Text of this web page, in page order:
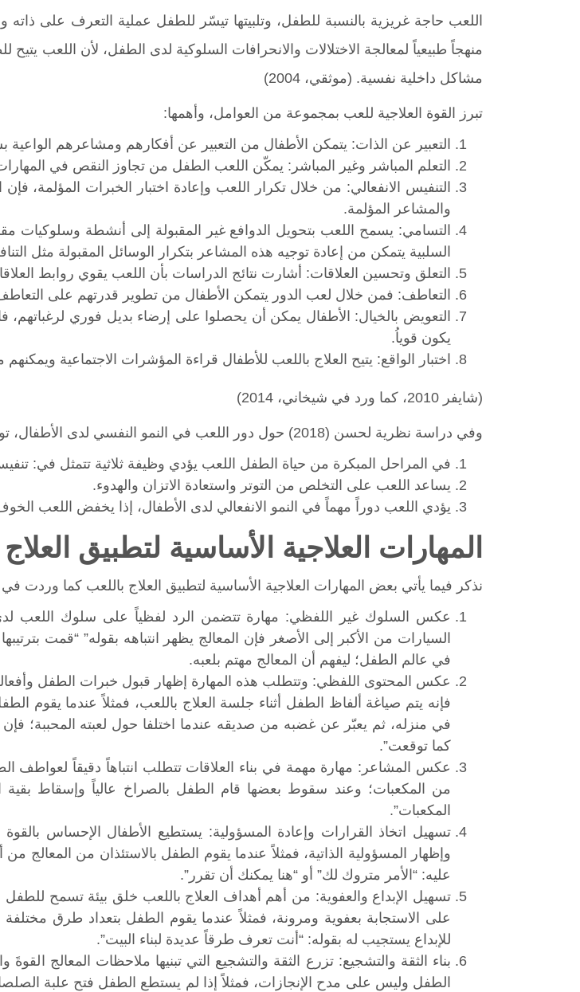
اللعب حاجة غريزية بالنسبة للطفل، وتلبيتها تيسّر للطفل عملية التعرف على ذاته
منهجاً طبيعياً لمعالجة الاختلالات والانحرافات السلوكية لدى الطفل، لأن اللعب
مشاكل داخلية نفسية. (موثقي، 2004)
تبرز القوة العلاجية للعب بمجموعة من العوامل، وأهمها:
التعبير عن الذات: يتمكن الأطفال من التعبير عن أفكارهم ومشاعرهم
التعلم المباشر وغير المباشر: يمكّن اللعب الطفل من تجاوز النقص في
التنفيس الانفعالي: من خلال تكرار اللعب وإعادة اختبار الخبرات
والمشاعر المؤلمة.
التسامي: يسمح اللعب بتحويل الدوافع غير المقبولة إلى أنشطة وسلوكيات
السلبية يتمكن من إعادة توجيه هذه المشاعر بتكرار الوسائل المقبولة مثل
التعلق وتحسين العلاقات: أشارت نتائج الدراسات بأن اللعب يقوي روابط
التعاطف: فمن خلال لعب الدور يتمكن الأطفال من تطوير قدرتهم على
التعويض بالخيال: الأطفال يمكن أن يحصلوا على إرضاء بديل فوري
يكون قوياُ.
اختبار الواقع: يتيح العلاج باللعب للأطفال قراءة المؤشرات الاجتماعية
(شايفر 2010، كما ورد في شيخاني، 2014)
وفي دراسة نظرية لحسن (2018) حول دور اللعب في النمو النفسي لدى الأطفال، توصل إلى استنتاجات، وفيما يأتي بعضها:
في المراحل المبكرة من حياة الطفل اللعب يؤدي وظيفة ثلاثية تتمثل في:
يساعد اللعب على التخلص من التوتر واستعادة الاتزان والهدوء.
يؤدي اللعب دوراً مهماً في النمو الانفعالي لدى الأطفال، إذا يخفض اللعب
المهارات العلاجية الأساسية لتطبيق
نذكر فيما يأتي بعض المهارات العلاجية الأساسية لتطبيق العلاج باللعب كما وردت في
عكس السلوك غير اللفظي: مهارة تتضمن الرد لفظياً على سلوك اللعب
السيارات من الأكبر إلى الأصغر فإن المعالج يظهر انتباهه بقوله” “قمت
في عالم الطفل؛ ليفهم أن المعالج مهتم بلعبه.
عكس المحتوى اللفظي: وتتطلب هذه المهارة إظهار قبول خبرات الطفل
فإنه يتم صياغة ألفاظ الطفل أثناء جلسة العلاج باللعب، فمثلاً عندما يقوم
في منزله، ثم يعبّر عن غضبه من صديقه عندما اختلفا حول لعبته المحببة؛
كما توقعت”.
عكس المشاعر: مهارة مهمة في بناء العلاقات تتطلب انتباهاً دقيقاً لعواطف
من المكعبات؛ وعند سقوط بعضها قام الطفل بالصراخ عالياً وإسقاط
المكعبات”.
تسهيل اتخاذ القرارات وإعادة المسؤولية: يستطيع الأطفال الإحساس
وإظهار المسؤولية الذاتية، فمثلاً عندما يقوم الطفل بالاستئذان من المعالج
عليه: “الأمر متروك لك” أو “هنا يمكنك أن تقرر”.
تسهيل الإبداع والعفوية: من أهم أهداف العلاج باللعب خلق بيئة تسمح للطفل
على الاستجابة بعفوية ومرونة، فمثلاً عندما يقوم الطفل بتعداد طرق
للإبداع يستجيب له بقوله: “أنت تعرف طرقاً عديدة لبناء البيت”.
بناء الثقة والتشجيع: تزرع الثقة والتشجيع التي تبنيها ملاحظات المعالج
الطفل وليس على مدح الإنجازات، فمثلاً إذا لم يستطع الطفل فتح علبة